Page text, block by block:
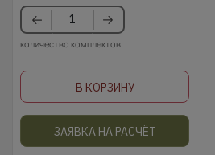
количество комплектов
В КОРЗИНУ
ЗАЯВКА НА РАСЧЁТ